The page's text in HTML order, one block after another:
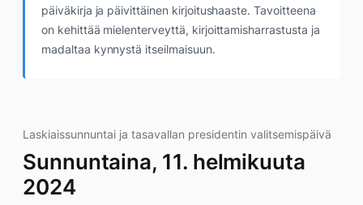
päiväkirja ja päivittäinen kirjoitushaaste. Tavoitteena
on kehittää mielenterveyttä, kirjoittamisharrastusta ja
madaltaa kynnystä itseilmaisuun.
Laskiaissunnuntai ja tasavallan presidentin valitsemispäivä
Sunnuntaina, 11. helmikuuta
2024